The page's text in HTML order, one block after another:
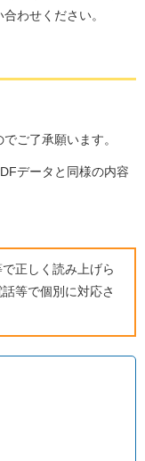
わせください。
ご了承願います。
データと同様の内容
正しく読み上げら
等で個別に対応さ